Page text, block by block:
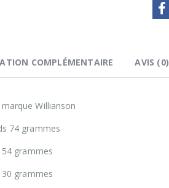
COMPLÉMENTAIRE AVIS (0)
Willianson
74 grammes
grammes
grammes